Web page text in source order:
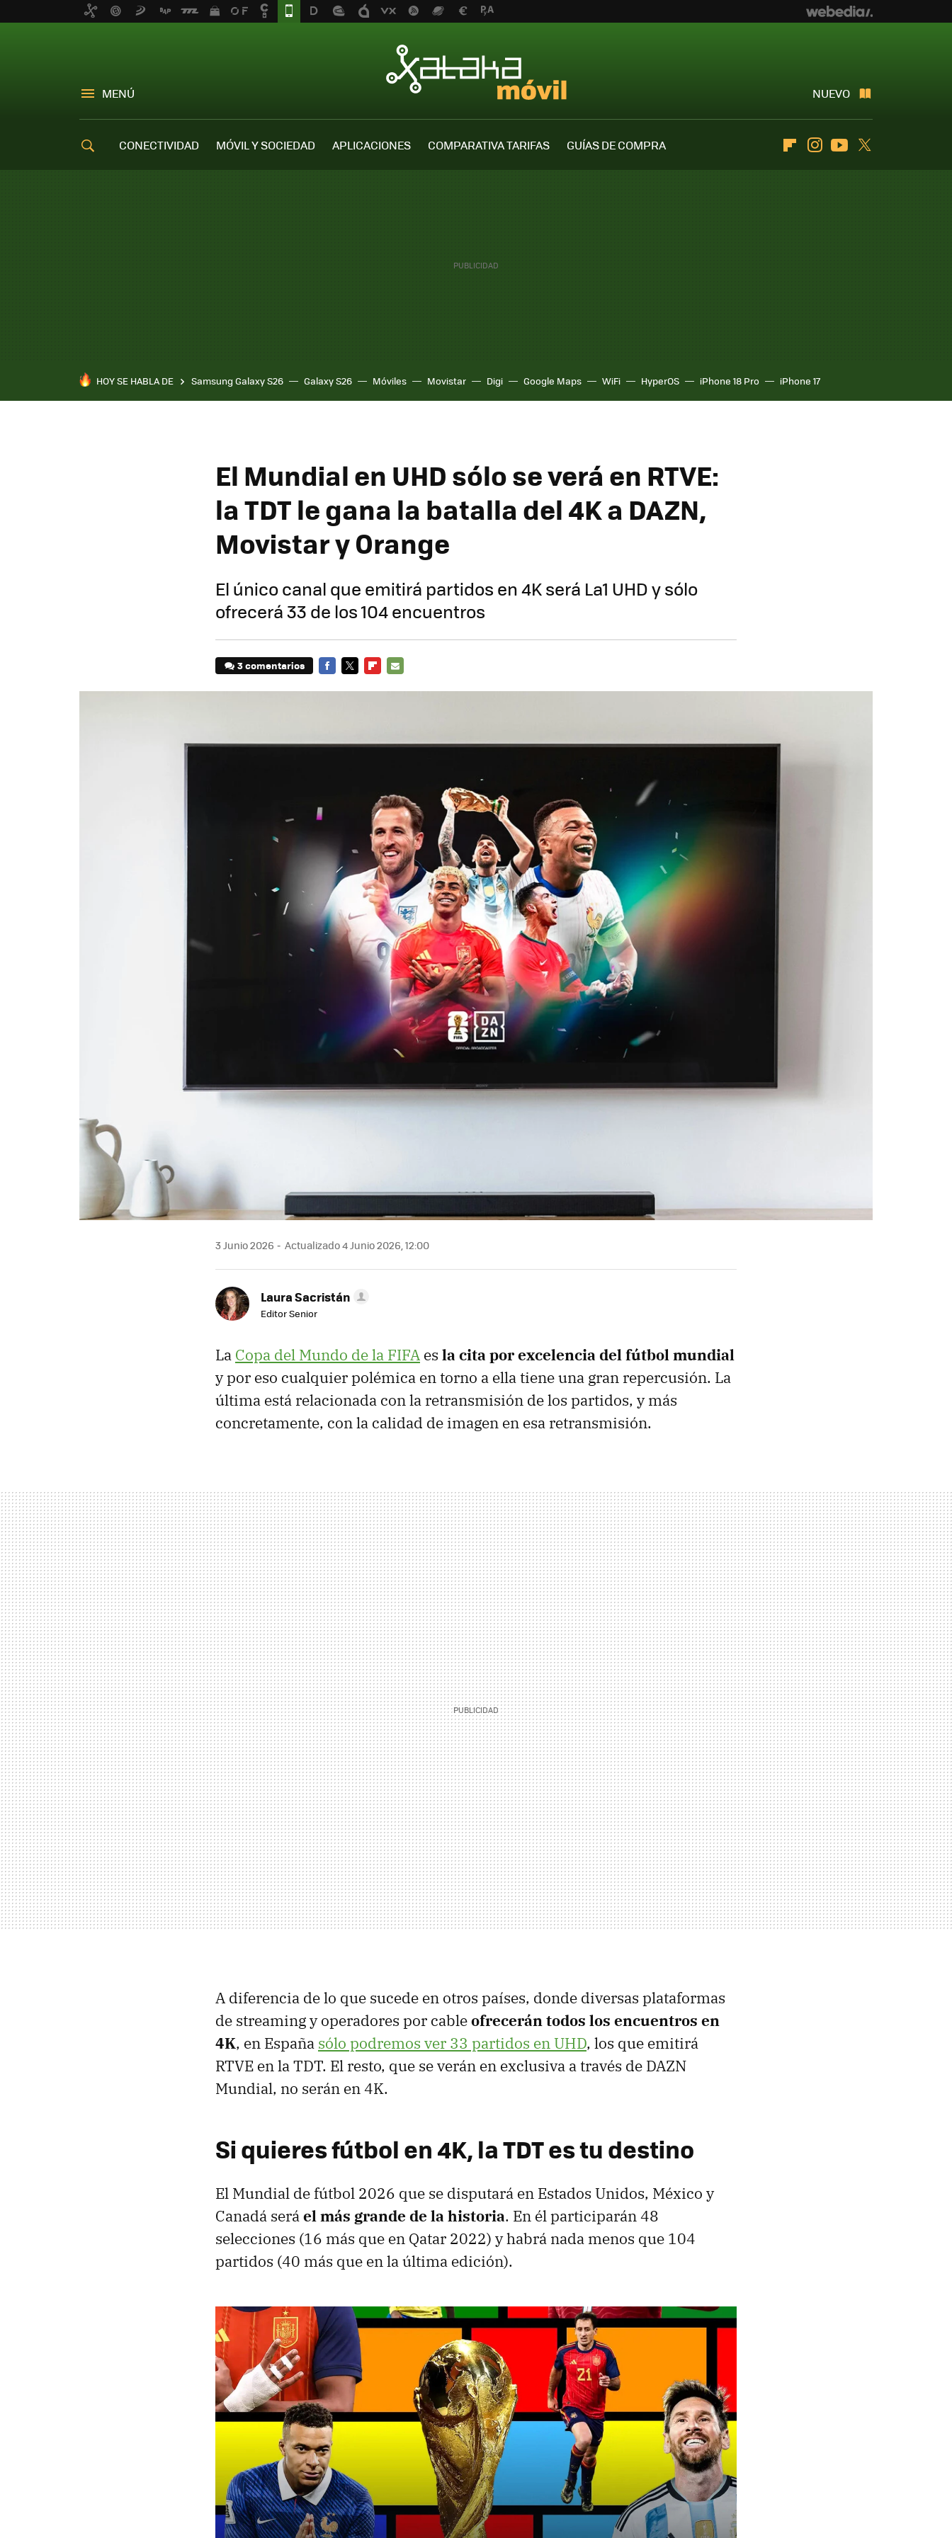
MENÚ NUEVO
CONECTIVIDAD MÓVIL Y SOCIEDAD APLICACIONES COMPARATIVA TARIFAS
GUÍAS DE COMPRA
FlipboardInstagramYoutube
HOY SE HABLA DE Samsung Galaxy S26 Galaxy S26 Móviles Movistar Digi Google Maps WiFi HyperOS iPhone 18 Pro iPhone 17
El Mundial en UHD sólo se verá en RTVE:
la TDT le gana la batalla del 4K a DAZN,
Movistar y Orange
El único canal que emitirá partidos en 4K será La1 UHD y sólo
ofrecerá 33 de los 104 encuentros
3 comentarios
3 Junio 2026 Actualizado 4 Junio 2026, 12:00
Laura Sacristán
Editor Senior
La Copa del Mundo de la FIFA es la cita por excelencia del fútbol mundial
y por eso cualquier polémica en torno a ella tiene una gran repercusión. La
última está relacionada con la retransmisión de los partidos, y más
concretamente, con la calidad de imagen en esa retransmisión.
A diferencia de lo que sucede en otros países, donde diversas plataformas
de streaming y operadores por cableofrecerántodos los encuentros en
4K, en España sólo podremos ver 33 partidos en UHD, los que emitirá
RTVE en la TDT. El resto, que se verán en exclusiva a través de DAZN
Mundial, no serán en 4K.
Si quieres fútbol en 4K, la TDT es tu destino
El Mundial de fútbol 2026 que se disputará en Estados Unidos, México y
Canadá seráel más grande de la historia. En él participarán 48
selecciones (16 más que en Qatar 2022) y habrá nada menos que 104
partidos (40 más que en la última edición).